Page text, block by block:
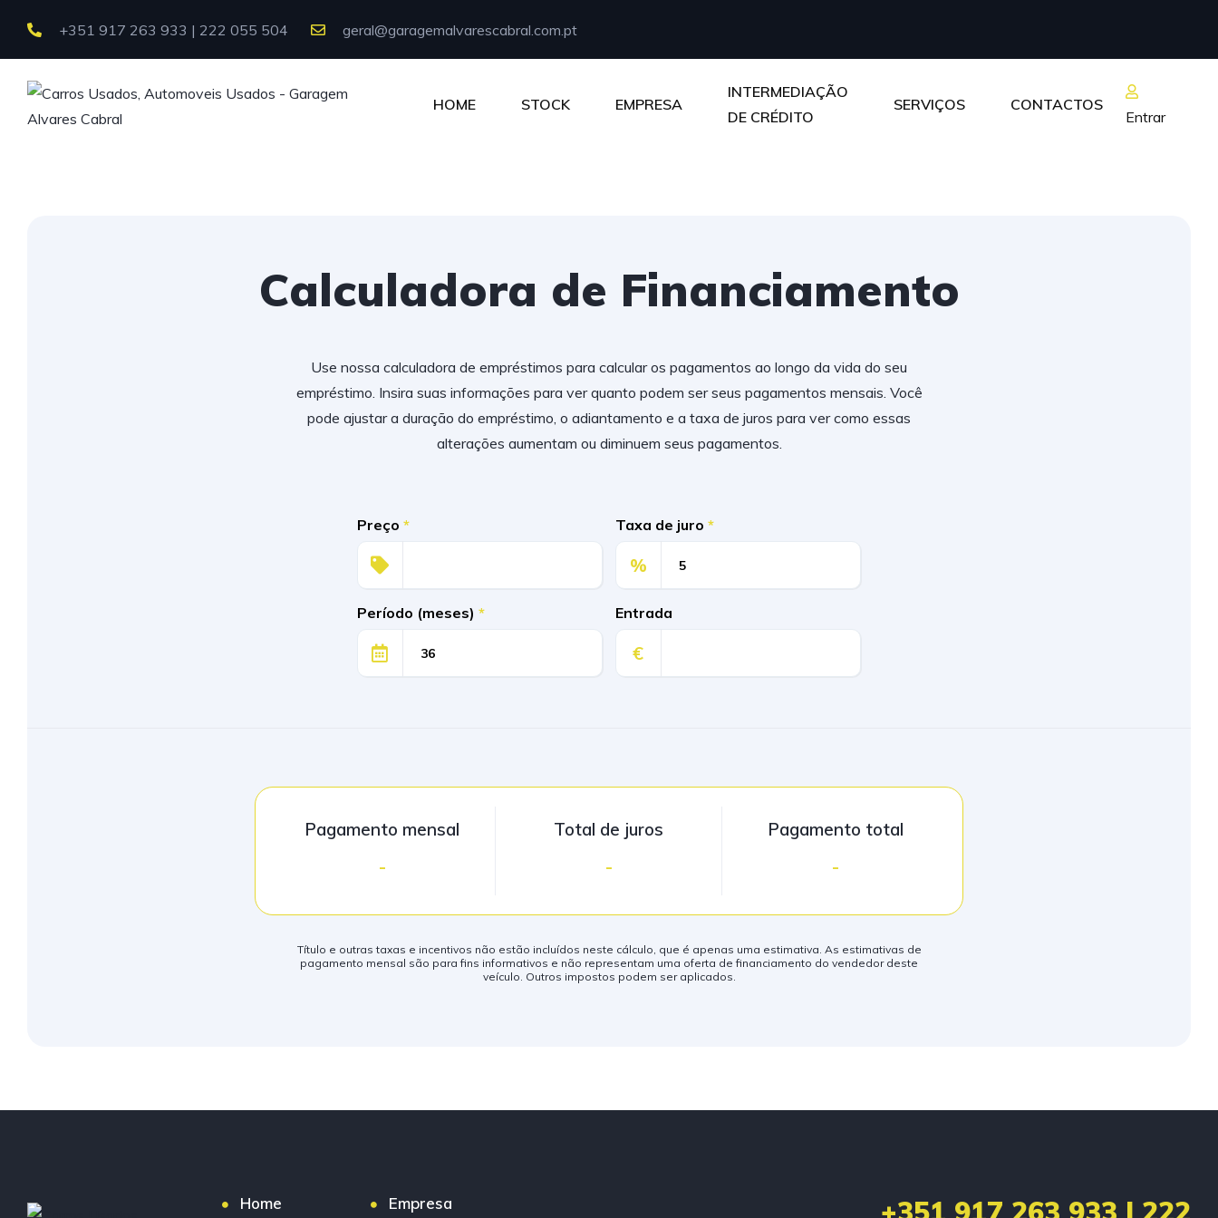
+351 917 263 933 | 222 055 504 geral@garagemalvarescabral.com.pt
HOME STOCK EMPRESA
INTERMEDIAÇÃO
DE CRÉDITO
SERVIÇOS CONTACTOS
Entrar
Calculadora de Financiamento
Use nossa calculadora de empréstimos para calcular os pagamentos ao longo da vida do seu
empréstimo. Insira suas informações para ver quanto podem ser seus pagamentos mensais. Você
pode ajustar a duração do empréstimo, o adiantamento e a taxa de juros para ver como essas
alterações aumentam ou diminuem seus pagamentos.
Preço * Taxa de juro *
%
Período (meses) * Entrada
€
Pagamento mensal
-
Total de juros
-
Pagamento total
-
Título e outras taxas e incentivos não estão incluídos neste cálculo, que é apenas uma estimativa. As estimativas de
pagamento mensal são para fins informativos e não representam uma oferta de financiamento do vendedor deste
veículo. Outros impostos podem ser aplicados.
Home Empresa